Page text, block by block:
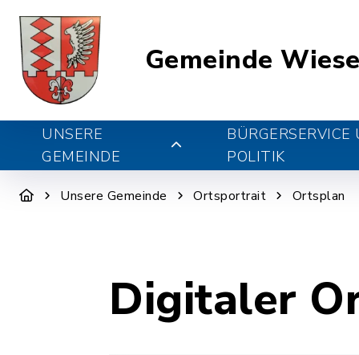
Gemeinde
UNSERE
GEMEINDE
BÜRGERSERVICE
POLITIK
Unsere Gemeinde Ortsportrait Ortsplan
Digitaler